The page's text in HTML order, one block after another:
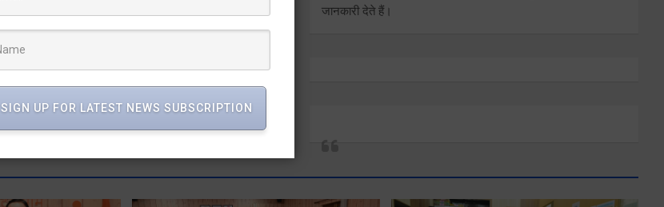
जानकारी देते हैं।
SIGN UP FOR LATEST NEWS SUBSCRIPTION